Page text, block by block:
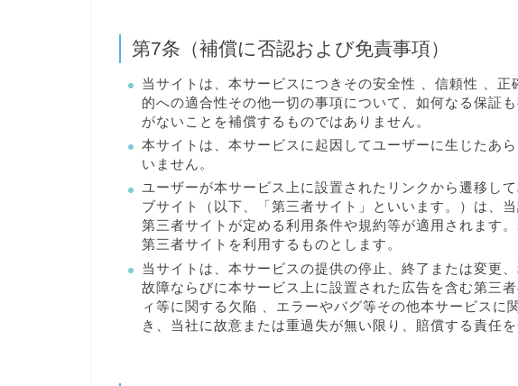
第7条（補償に否認および免責事項）
当サイトは、本サービスにつきその安全性 、信頼性 、
的への適合性その他一切の事項について、如何なる保証
がないことを補償するものではありません。
本サイトは、本サービスに起因してユーザーに生じたあ
いません。
ユーザーが本サービス上に設置されたリンクから遷移し
ブサイト（以下、「第三者サイト」といいます。）は、
第三者サイトが定める利用条件や規約等が適用されます
第三者サイトを利用するものとします。
当サイトは、本サービスの提供の停止、終了または変更
故障ならびに本サービス上に設置された広告を含む第三
ィ等に関する欠陥 、エラーやバグ等その他本サービスに
き、当社に故意または重過失が無い限り、賠償する責任